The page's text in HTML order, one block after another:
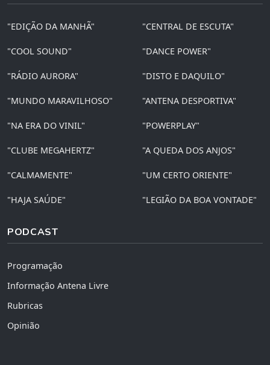
"EDIÇÃO DA MANHÃ" "CENTRAL DE ESCUTA"
"COOL SOUND" "DANCE POWER"
"RÁDIO AURORA" "DISTO E DAQUILO"
"MUNDO MARAVILHOSO" "ANTENA DESPORTIVA"
"NA ERA DO VINIL" "POWERPLAY"
"CLUBE MEGAHERTZ" "A QUEDA DOS ANJOS"
"CALMAMENTE" "UM CERTO ORIENTE"
"HAJA SAÚDE" "LEGIÃO DA BOA VONTADE"
PODCAST
Programação
Informação Antena Livre
Rubricas
Opinião